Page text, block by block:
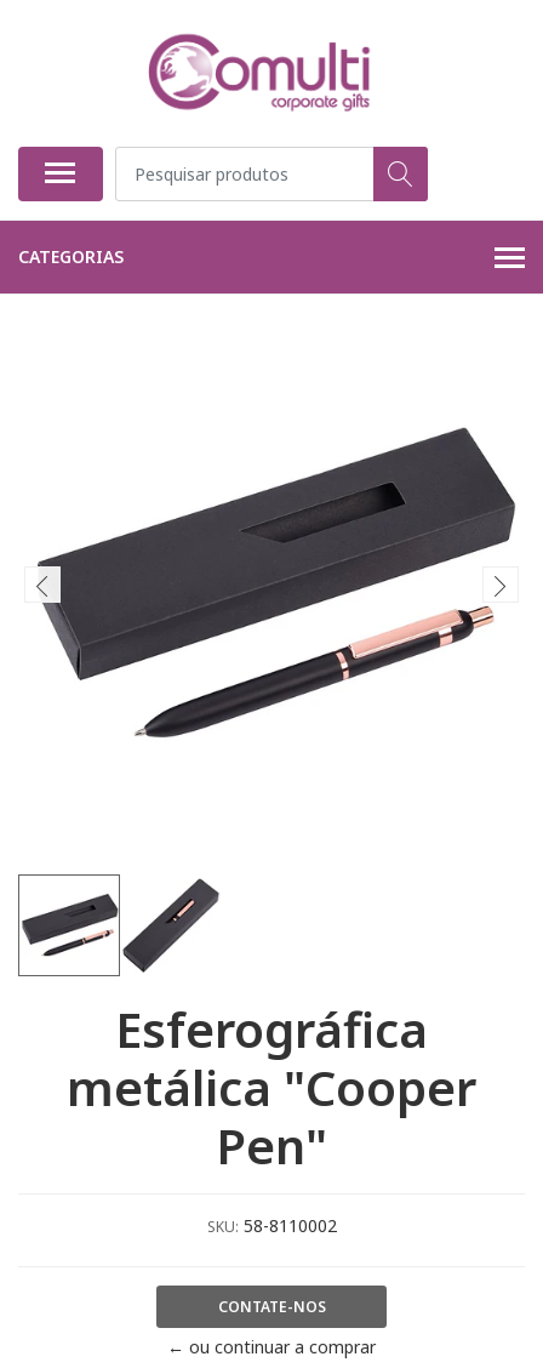
CATEGORIAS
Esferográfica
metálica "Cooper
Pen"
SKU: 58-8110002
CONTATE-NOS
← ou continuar a comprar